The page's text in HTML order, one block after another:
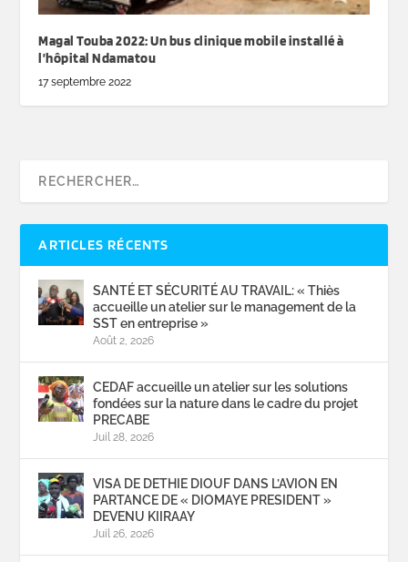
Magal Touba 2022: Un bus clinique mobile installé à
l’hôpital Ndamatou
17 septembre 2022
ARTICLES RÉCENTS
SANTÉ ET SÉCURITÉ AU TRAVAIL: « Thiès
accueille un atelier sur le management de la
SST en entreprise »
Août 2, 2026
CEDAF accueille un atelier sur les solutions
fondées sur la nature dans le cadre du projet
PRECABE
Juil 28, 2026
VISA DE DETHIE DIOUF DANS L’AVION EN
PARTANCE DE « DIOMAYE PRESIDENT »
DEVENU KIIRAAY
Juil 26, 2026